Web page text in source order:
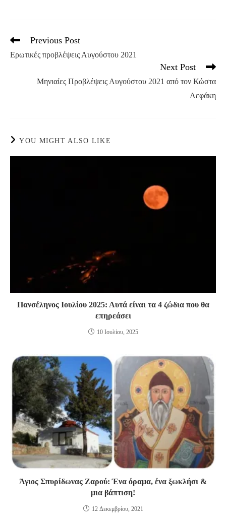
Read
articles
Previous Post
Ερωτικές προβλέψεις Αυγούστου 2021
Next Post
Μηνιαίες Προβλέψεις Αυγούστου 2021 από τον Κώστα
Λεφάκη
YOU MIGHT ALSO LIKE
Πανσέληνος Ιουλίου 2025: Αυτά είναι τα 4 ζώδια που θα
επηρεάσει
10 Ιουλίου, 2025
Άγιος Σπυρίδωνας Ζαρού: Ένα όραμα, ένα ξωκλήσι &
μια βάπτιση!
12 Δεκεμβρίου, 2021